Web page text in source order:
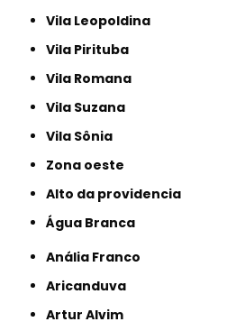
Vila Leopoldina
Vila Pirituba
Vila Romana
Vila Suzana
Vila Sônia
Zona oeste
alto da providencia
Água Branca
Anália Franco
Aricanduva
Artur Alvim